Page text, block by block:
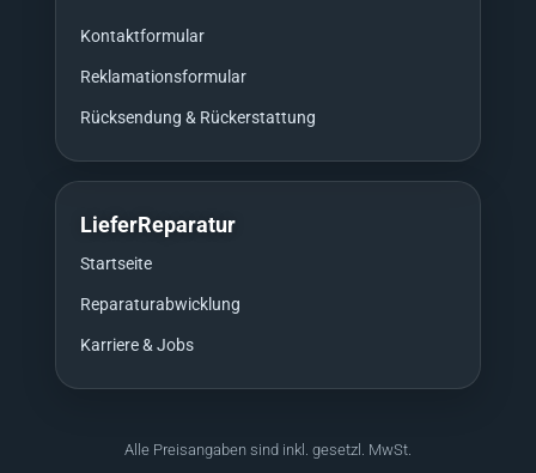
Kontaktformular
Reklamationsformular
Rücksendung & Rückerstattung
LieferReparatur
Startseite
Reparaturabwicklung
Karriere & Jobs
Alle Preisangaben sind inkl. gesetzl. MwSt.